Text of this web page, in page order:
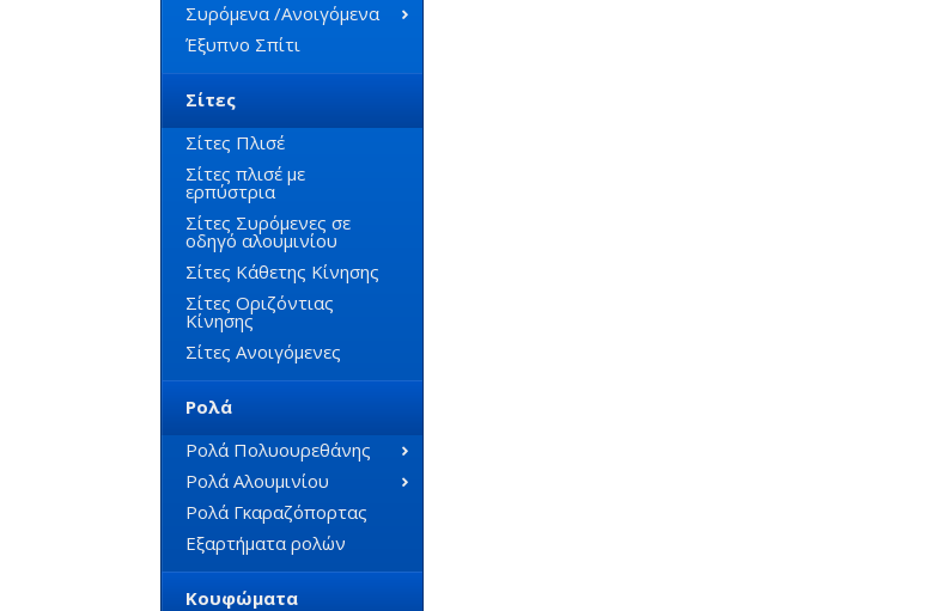
Συρόμενα /Ανοιγόμενα
Έξυπνο Σπίτι
Σίτες
Σίτες Πλισέ
Σίτες πλισέ με
ερπύστρια
Σίτες Συρόμενες σε
οδηγό αλουμινίου
Σίτες Κάθετης Κίνησης
Σίτες Οριζόντιας
Κίνησης
Σίτες Ανοιγόμενες
Ρολά
Ρολά Πολυουρεθάνης
Ρολά Αλουμινίου
Ρολά Γκαραζόπορτας
Εξαρτήματα ρολών
Κουφώματα